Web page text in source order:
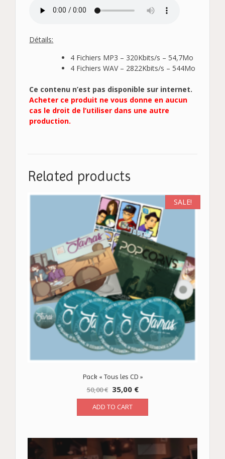
Détails:
4 Fichiers MP3 – 320Kbits/s – 54,7Mo
4 Fichiers WAV – 2822Kbits/s – 544Mo
Ce contenu n’est pas disponible sur internet.
Acheter ce produit ne vous donne en aucun
cas le droit de l’utiliser dans une autre
production.
Related products
SALE!
Pack « Tous les CD »
50,00€ 35,00 €
ADD TO CART